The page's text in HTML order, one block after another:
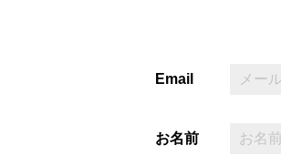
Email
お名前